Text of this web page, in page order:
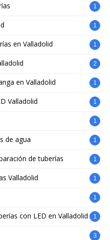
1
1
en Valladolid 1
2
en Valladolid 1
Valladolid 1
1
de agua 1
de tuberías 1
Valladolid 1
1
con LED en Valladolid 1
3